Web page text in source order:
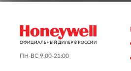
ПН-ВС 9:00-21:00